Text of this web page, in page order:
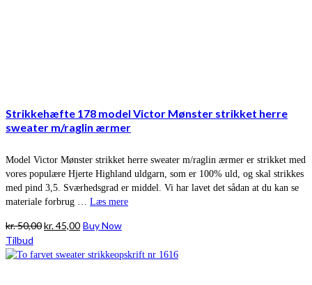
Strikkehæfte 178 model Victor Mønster strikket herre
sweater m/raglin ærmer
Model Victor Mønster strikket herre sweater m/raglin ærmer er strikket med
vores populære Hjerte Highland uldgarn, som er 100% uld, og skal strikkes
med pind 3,5. Sværhedsgrad er middel. Vi har lavet det sådan at du kan se
materiale forbrug … Læs mere
kr.50,00Den
pris
kr.45,00Den
pris
Buy Now
Tilbud